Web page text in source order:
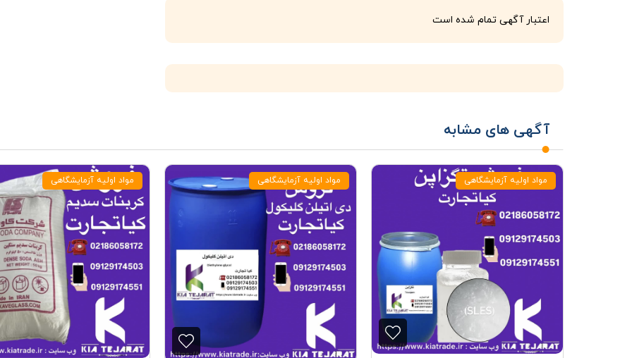
اعتبار آگهی تمام شده است
آگهی های مشابه
مواد اولیه آزمایشگاهی مواد اولیه آزمایشگاهی مواد اولیه آزمایشگاهی